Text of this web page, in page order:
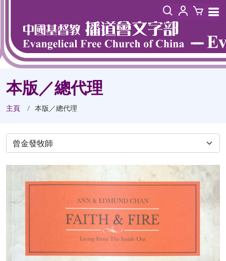
本版／總代理
主頁 本版／總代理